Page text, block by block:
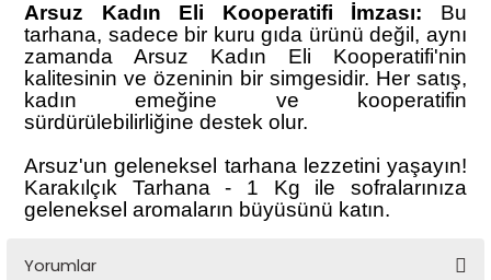
Arsuz Kadın Eli Kooperatifi İmzası: Bu
tarhana, sadece bir kuru gıda ürünü değil, aynı
zamanda Arsuz Kadın Eli Kooperatifi'nin
kalitesinin ve özeninin bir simgesidir. Her satış,
kadın emeğine ve kooperatifin
sürdürülebilirliğine destek olur.
Arsuz'un geleneksel tarhana lezzetini yaşayın!
Karakılçık Tarhana - 1 Kg ile sofralarınıza
geleneksel aromaların büyüsünü katın.
Yorumlar